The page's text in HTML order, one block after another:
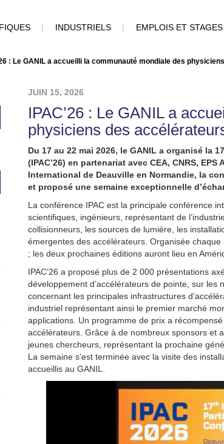
| INDUSTRIELS | EMPLOIS ET STAGES
: Le GANIL a accueilli la communauté mondiale des
JUIN 15, 2026
IPAC’26 : Le GANIL a
physiciens des
Du 17 au 22 mai 2026, le GANIL a organisé la 17
(IPAC’26) en partenariat avec CEA, CNRS,
International de Deauville en Normandie, la
et proposé une semaine exceptionnelle
La conférence IPAC est la principale conférence
scientifiques, ingénieurs, représentant de
collisionneurs, les sources de lumière, les
émergentes des accélérateurs. Organisée
; les deux prochaines éditions auront lieu en
IPAC’26 a proposé plus de 2 000 présentations
développement d’accélérateurs de pointe, sur les
concernant les principales infrastructures
industriel représentant ainsi le premier marché
applications. Un programme de prix a
accélérateurs. Grâce à de nombreux sponsors et
jeunes chercheurs, représentant la prochaine
La semaine s’est terminée avec la visite des
accueillis au GANIL.